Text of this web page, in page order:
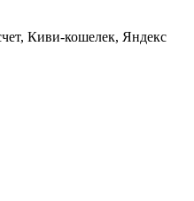
Киви-кошелек, Яндекс